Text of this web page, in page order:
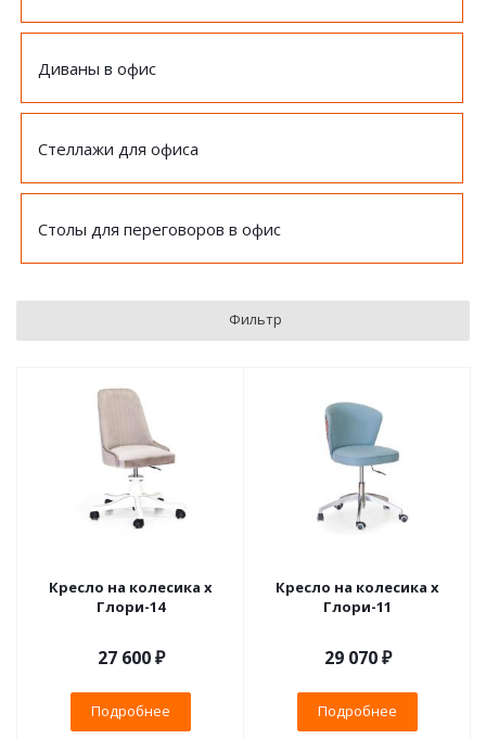
Диваны в офис
Стеллажи для офиса
Столы для переговоров в офис
Фильтр
Кресло на колесика х
Глори-14
27 600 ₽
Подробнее
Кресло на колесика х
Глори-11
29 070 ₽
Подробнее